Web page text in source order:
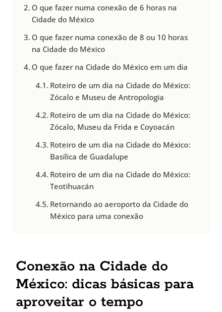
O que fazer numa conexão de 6 horas na
Cidade do México
O que fazer numa conexão de 8 ou 10 horas
na Cidade do México
O que fazer na Cidade do México em um dia
Roteiro de um dia na Cidade do México:
Zócalo e Museu de Antropologia
Roteiro de um dia na Cidade do México:
Zócalo, Museu da Frida e Coyoacán
Roteiro de um dia na Cidade do México:
Basílica de Guadalupe
Roteiro de um dia na Cidade do México:
Teotihuacán
Retornando ao aeroporto da Cidade do
México para uma conexão
Conexão na Cidade do
México: dicas básicas para
aproveitar o tempo